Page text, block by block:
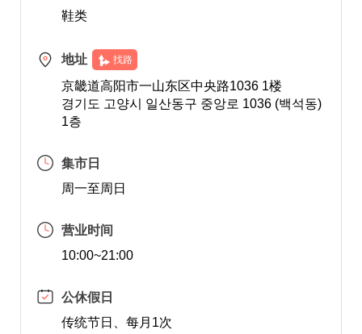
鞋类
地址 找路
京畿道高阳市一山东区中央路1036 1楼
경기도 고양시 일산동구 중앙로 1036 (백석동)
1층
集市日
周一至周日
营业时间
10:00~21:00
公休假日
传统节日、每月1次